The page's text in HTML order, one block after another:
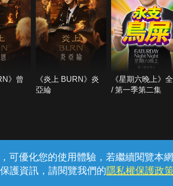
可優化您的使用體驗，若繼續閱覽本
護資訊，請閱覽我們的隱私權保護政策
》曾
《炎上 BURN》炎
亞綸
《星期六晚上》
/ 第一季第二集
線上客服 服務條款 隱私權保護
中華電信股份有限公司個人家庭分公司 (統一編號：